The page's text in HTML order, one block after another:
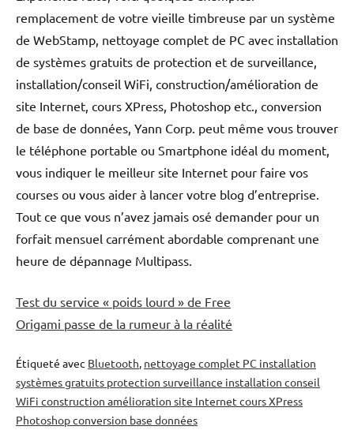
remplacement de votre vieille timbreuse par un système
de WebStamp, nettoyage complet de PC avec installation
de systèmes gratuits de protection et de surveillance,
installation/conseil WiFi, construction/amélioration de
site Internet, cours XPress, Photoshop etc., conversion
de base de données, Yann Corp. peut même vous trouver
le téléphone portable ou Smartphone idéal du moment,
vous indiquer le meilleur site Internet pour faire vos
courses ou vous aider à lancer votre blog d’entreprise.
Tout ce que vous n’avez jamais osé demander pour un
forfait mensuel carrément abordable comprenant une
heure de dépannage Multipass.
Test du service « poids lourd » de Free
Origami passe de la rumeur à la réalité
Étiqueté avec Bluetooth, nettoyage complet PC installation
systèmes gratuits protection surveillance installation conseil
WiFi construction amélioration site Internet cours XPress
Photoshop conversion base données